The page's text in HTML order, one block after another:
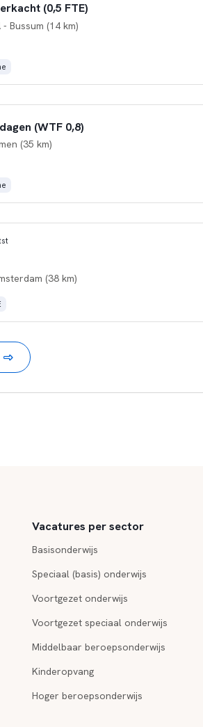
(0,5 FTE)
- Bussum (14 km)
(WTF 0,8)
(35 km)
(38 km)
Vacatures per sector
Basisonderwijs
Speciaal (basis) onderwijs
Voortgezet onderwijs
Voortgezet speciaal onderwijs
Middelbaar beroepsonderwijs
Kinderopvang
Hoger beroepsonderwijs